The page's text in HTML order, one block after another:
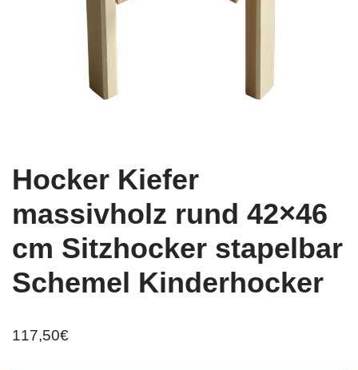
Hocker Kiefer
massivholz rund 42×46
cm Sitzhocker stapelbar
Schemel Kinderhocker
117,50€